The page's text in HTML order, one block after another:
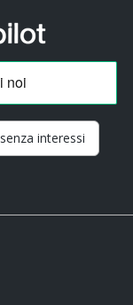
senza interessi